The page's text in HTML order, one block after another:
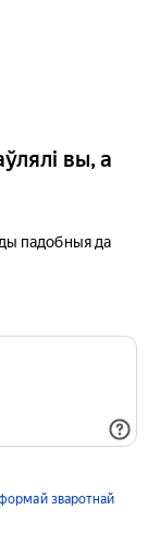
вы, а
падобныя да
зваротнай